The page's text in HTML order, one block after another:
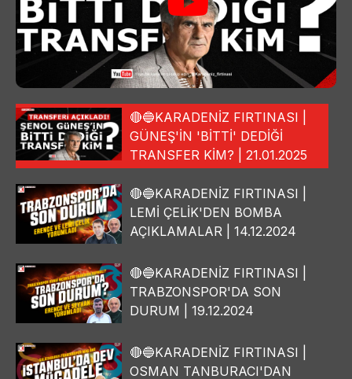
🔴🔵KARADENİZ FIRTINASI |
GÜNEŞ'İN 'BİTTİ' DEDİĞİ
TRANSFER KİM? | 21.01.2025
🔴🔵KARADENİZ FIRTINASI |
LEMİ ÇELİK'DEN BOMBA
AÇIKLAMALAR | 14.12.2024
🔴🔵KARADENİZ FIRTINASI |
TRABZONSPOR'DA SON
DURUM | 19.12.2024
🔴🔵KARADENİZ FIRTINASI |
OSMAN TANBURACI'DAN